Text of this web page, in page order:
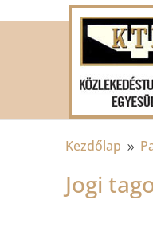
Kezdőlap 9
Jogi